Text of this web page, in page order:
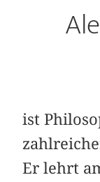
ist
Er lehrt